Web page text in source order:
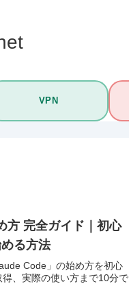
VPN
方 完全ガイド｜初心
る方法
Code」の始め方を初心
、実際の使い方まで10分で